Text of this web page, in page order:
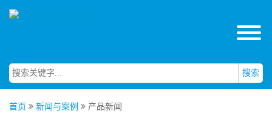
搜索
首页 新闻与案例 产品新闻